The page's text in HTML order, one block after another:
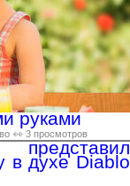
руками
👀 3 просмотров
в духе Diablo